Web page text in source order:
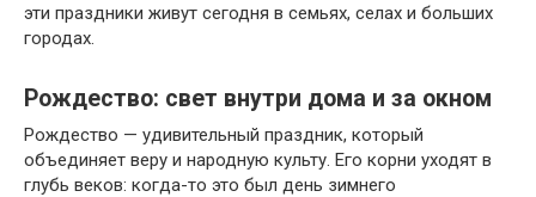
эти праздники живут сегодня в семьях, селах и больших
городах.
Рождество: свет внутри дома и за окном
Рождество — удивительный праздник, который
объединяет веру и народную культу. Его корни уходят в
глубь веков: когда-то это был день зимнего